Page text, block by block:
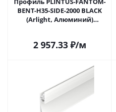
BENT-H35-SIDE-2000 BLACK
(Arlight, Алюминий)
2 957.33₽/м